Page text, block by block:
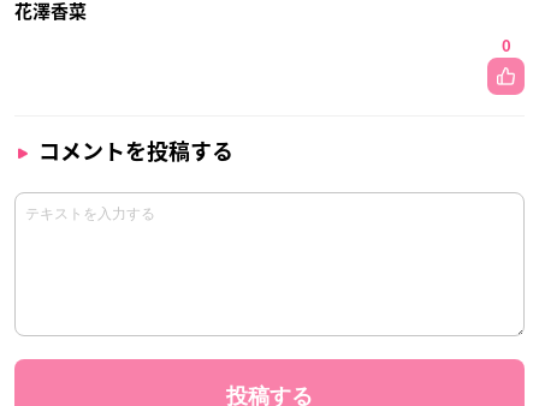
花澤香菜
0
コメントを投稿する